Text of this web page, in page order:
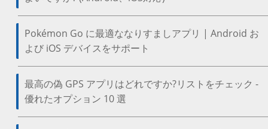
Pokémon Go に最適ななりすましアプリ | Android お
よび iOS デバイスをサポート
最高の偽 GPS アプリはどれですか?リストをチェック -
優れたオプション 10 選